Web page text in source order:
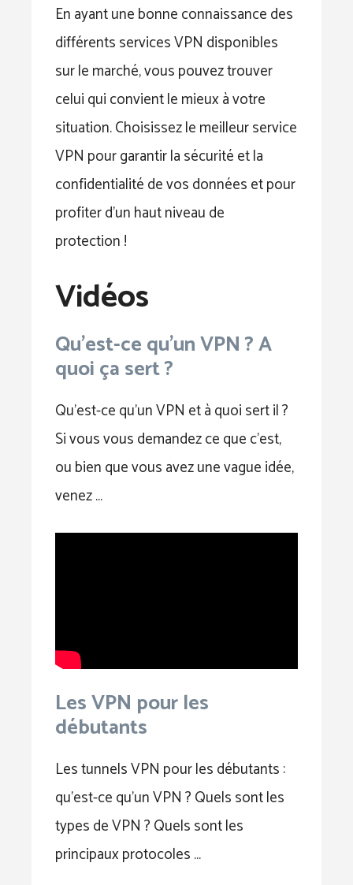
En ayant une bonne connaissance des
différents services VPN disponibles
sur le marché, vous pouvez trouver
celui qui convient le mieux à votre
situation. Choisissez le meilleur service
VPN pour garantir la sécurité et la
confidentialité de vos données et pour
profiter d’un haut niveau de
protection !
Vidéos
Qu'est-ce qu'un VPN ? A
quoi ça sert ?
Qu’est-ce qu’un VPN et à quoi sert il ?
Si vous vous demandez ce que c’est,
ou bien que vous avez une vague idée,
venez …
Les VPN pour les
débutants
Les tunnels VPN pour les débutants :
qu’est-ce qu’un VPN ? Quels sont les
types de VPN ? Quels sont les
principaux protocoles …